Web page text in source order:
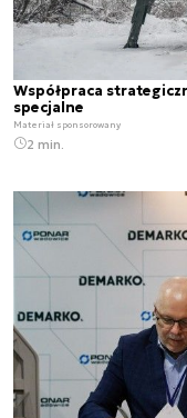
Współpraca
specjalne
Materiał sponsorowany
2 min.